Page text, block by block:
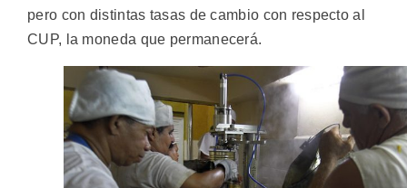
pero con distintas tasas de cambio con respecto al
CUP, la moneda que permanecerá.